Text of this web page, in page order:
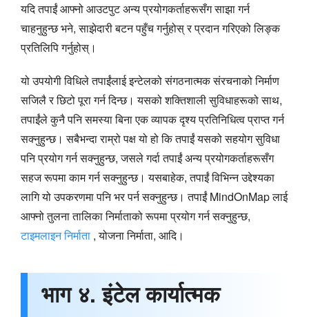
यदि तपाईं आफ्नो आउटपुट अन्य प्रयोगकर्ताहरूसँग साझा गर्न
चाहनुहुन्छ भने, साझेदारी बटन पहुँच गर्नुहोस् र प्रदान गरिएको लिङ्क
प्रतिलिपि गर्नुहोस्।
यो उपयोगी विधिले तपाईंलाई इन्टेलको संगठनात्मक संरचनाको निर्माण
सजिलै र छिटो पूरा गर्न दिन्छ। यसको शक्तिशाली सुविधाहरूको साथ,
तपाईंले कुनै पनि समस्या बिना एक व्यापक दृश्य प्रतिनिधित्व प्राप्त गर्न
सक्नुहुन्छ। सबैभन्दा राम्रो पक्ष यो हो कि तपाईं यसको सहयोग सुविधा
पनि प्रयोग गर्न सक्नुहुन्छ, जसले गर्दा तपाईं अन्य प्रयोगकर्ताहरूसँग
सहज रूपमा काम गर्न सक्नुहुन्छ। यसबाहेक, तपाईं विभिन्न उद्देश्यका
लागि यो उपकरणमा पनि भर पर्न सक्नुहुन्छ। तपाईं MindOnMap लाई
आफ्नो तुलना तालिका निर्माताको रूपमा प्रयोग गर्न सक्नुहुन्छ,
टाइमलाइन निर्माता , योजना निर्माता, आदि।
भाग ४. इंटेल कार्यात्मक